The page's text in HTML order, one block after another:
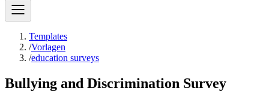
Templates
/Vorlagen
/education surveys
Bullying and Discrimination Survey